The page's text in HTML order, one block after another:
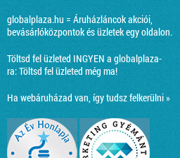
globalplaza.hu = Áruházláncok akciói,
bevásárlóközpontok és üzletek egy oldalon.
Töltsd fel üzleted INGYEN a globalplaza-
ra:Töltsd fel üzleted még ma!
Ha webáruházad van, így tudsz felkerülni »